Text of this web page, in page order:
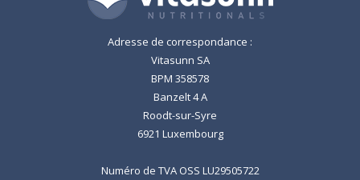
Adresse de correspondance :
Vitasunn SA
BPM 358578
Banzelt 4 A
Roodt-sur-Syre
6921 Luxembourg
Numéro de TVA OSS LU29505722